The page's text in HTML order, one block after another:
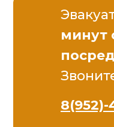
минут
8(952)-